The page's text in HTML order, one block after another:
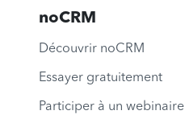
noCRM
Découvrir noCRM
Essayer gratuitement
Participer à un webinaire